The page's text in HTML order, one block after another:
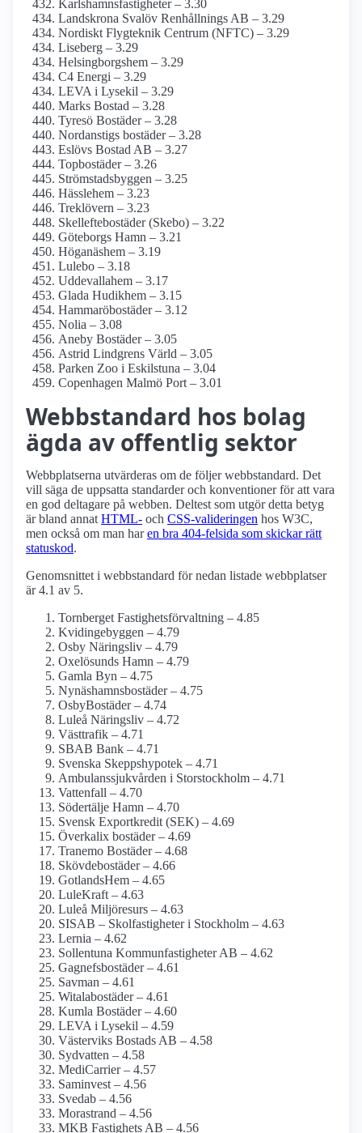
Karlshamnsfastigheter – 3.30
Landskrona Svalöv Renhållnings AB – 3.29
Nordiskt Flygteknik Centrum (NFTC) – 3.29
Liseberg – 3.29
Helsingborgshem – 3.29
C4 Energi – 3.29
LEVA i Lysekil – 3.29
Marks Bostad – 3.28
Tyresö Bostäder – 3.28
Nordanstigs bostäder – 3.28
Eslövs Bostad AB – 3.27
Topbostäder – 3.26
Strömstadsbyggen – 3.25
Hässlehem – 3.23
Treklövern – 3.23
Skelleftebostäder (Skebo) – 3.22
Göteborgs Hamn – 3.21
Höganäshem – 3.19
Lulebo – 3.18
Uddevallahem – 3.17
Glada Hudikhem – 3.15
Hammaröbostäder – 3.12
Nolia – 3.08
Aneby Bostäder – 3.05
Astrid Lindgrens Värld – 3.05
Parken Zoo i Eskilstuna – 3.04
Copenhagen Malmö Port – 3.01
Webbstandard hos bolag
ägda av offentlig sektor
Webbplatserna utvärderas om de följer webbstandard. Det
vill säga de uppsatta standarder och konventioner för att vara
en god deltagare på webben. Deltest som utgör detta betyg
är bland annat HTML- och CSS-valideringen hos W3C,
men också om man haren bra 404-felsida som skickar rätt
statuskod.
Genomsnittet i webbstandard för nedan listade webbplatser
är 4.1 av 5.
Tornberget Fastighetsförvaltning – 4.85
Kvidingebyggen – 4.79
Osby Näringsliv – 4.79
Oxelösunds Hamn – 4.79
Gamla Byn – 4.75
Nynäshamnsbostäder – 4.75
OsbyBostäder – 4.74
Luleå Näringsliv – 4.72
Västtrafik – 4.71
SBAB Bank – 4.71
Svenska Skepps­hypotek – 4.71
Ambulanssjukvården i Storstockholm – 4.71
Vattenfall – 4.70
Södertälje Hamn – 4.70
Svensk Exportkredit (SEK) – 4.69
Överkalix bostäder – 4.69
Tranemo Bostäder – 4.68
Skövdebostäder – 4.66
GotlandsHem – 4.65
LuleKraft – 4.63
Luleå Miljöresurs – 4.63
SISAB – Skolfastigheter i Stockholm – 4.63
Lernia – 4.62
Sollentuna Kommunfastigheter AB – 4.62
Gagnefsbostäder – 4.61
Savman – 4.61
Witalabostäder – 4.61
Kumla Bostäder – 4.60
LEVA i Lysekil – 4.59
Västerviks Bostads AB – 4.58
Sydvatten – 4.58
MediCarrier – 4.57
Saminvest – 4.56
Svedab – 4.56
Morastrand – 4.56
MKB Fastighets AB – 4.56